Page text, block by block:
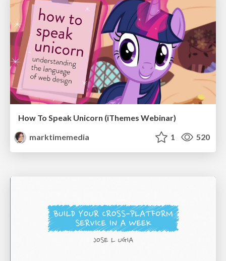
How To Speak Unicorn (iThemes Webinar)
marktimemedia
1 520